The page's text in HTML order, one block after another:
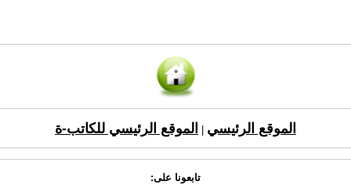
الموقع الرئيسي الموقع الرئيسي للكاتب-ة
تابعونا على: